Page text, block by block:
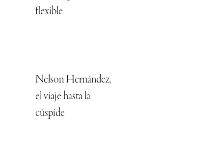
flexible
Nelson Hernández,
el viaje hasta la
cúspide